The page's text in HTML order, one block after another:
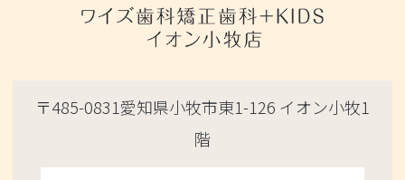
〒485-0831愛知県小牧市東1-126 イオン小牧1
階